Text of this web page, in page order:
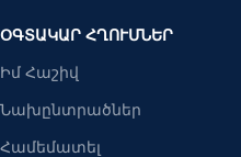
ՕԳՏԱԿԱՐ ՀՂՈՒՄՆԵՐ
Իմ Հաշիվ
Նախընտրածներ
Համեմատել